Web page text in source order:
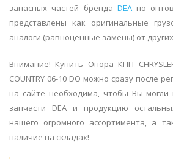
запасных частей бренда DEAпо
представлены как оригинальные
аналоги (равноценные замены) от
Внимание! Купить Опора КПП
COUNTRY 06-10 DO можно сразу после
на сайте необходима, чтобы Вы
запчасти DEA и продукцию
нашего огромного ассортимента, а
наличие на складах!